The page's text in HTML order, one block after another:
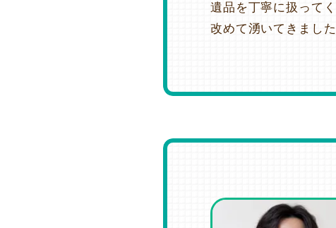
遺品を丁寧に扱って
改めて湧いてきました